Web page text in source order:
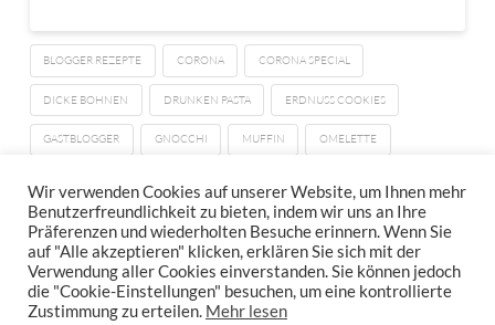
BLOGGER REZEPTE CORONA CORONA SPECIAL
DICKE BOHNEN DRUNKEN PASTA ERDNUSS COOKIES
GASTBLOGGER GNOCCHI MUFFIN OMELETTE
IMPRESSUM
DATENSCHUTZERKLÄRUNG
NEWSLETTER DATENSCHUTZRICHTLINIEN
Wir verwenden Cookies auf unserer Website, um Ihnen mehr
Benutzerfreundlichkeit zu bieten, indem wir uns an Ihre
Präferenzen und wiederholten Besuche erinnern. Wenn Sie
auf "Alle akzeptieren" klicken, erklären Sie sich mit der
Verwendung aller Cookies einverstanden. Sie können jedoch
die "Cookie-Einstellungen" besuchen, um eine kontrollierte
Zustimmung zu erteilen. Mehr lesen